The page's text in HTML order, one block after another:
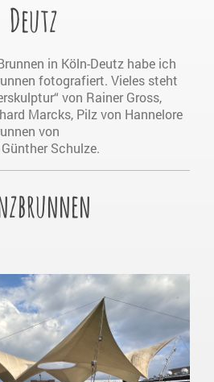
Deutz
in Köln-Deutz habe ich
fotografiert. Vieles steht
von Rainer Gross,
Marcks, Pilz von Hannelore
von
Schulze.